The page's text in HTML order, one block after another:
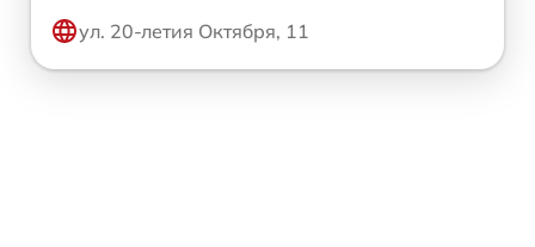
ул. 20-летия Октября, 11